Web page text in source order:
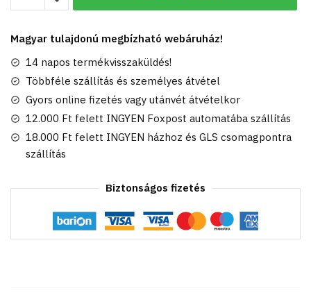
Stitch:
és
Angel
mintás
kék
46
Magyar tulajdonú megbízható webáruház!
14 napos termékvisszaküldés!
Többféle szállítás és személyes átvétel
Gyors online fizetés vagy utánvét átvételkor
12.000 Ft felett INGYEN Foxpost automatába szállítás
18.000 Ft felett INGYEN házhoz és GLS csomagpontra
szállítás
Biztonságos fizetés